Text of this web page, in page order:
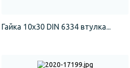
Гайка 10х30 DIN 6334 втулка...